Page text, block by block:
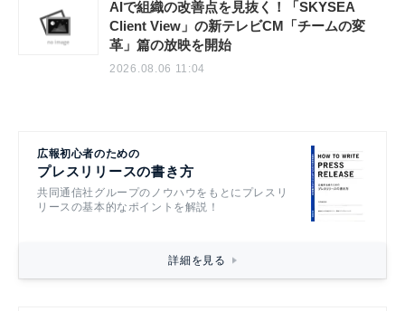
AIで組織の改善点を見抜く！「SKYSEA
Client View」の新テレビCM「チームの変
革」篇の放映を開始
2026.08.06 11:04
広報初心者のための
プレスリリースの書き方
共同通信社グループのノウハウをもとにプレスリ
リースの基本的なポイントを解説！
詳細を見る